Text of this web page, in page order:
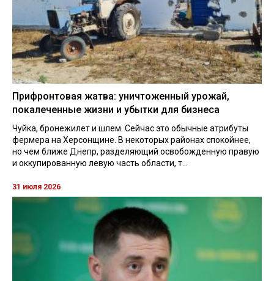
Прифронтовая жатва: уничтоженный урожай,
покалеченные жизни и убытки для бизнеса
Чуйка, бронежилет и шлем. Сейчас это обычные атрибуты
фермера на Херсонщине. В некоторых районах спокойнее,
но чем ближе Днепр, разделяющий освобожденную правую
и оккупированную левую часть области, т...
31 июля 2026